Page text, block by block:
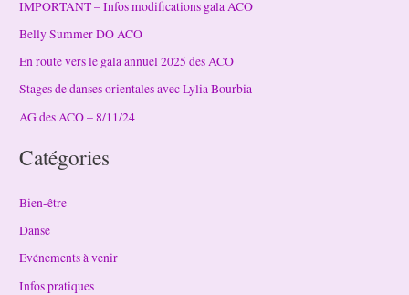
IMPORTANT – Infos modifications gala ACO
Belly Summer DO ACO
En route vers le gala annuel 2025 des ACO
Stages de danses orientales avec Lylia Bourbia
AG des ACO – 8/11/24
Catégories
Bien-être
Danse
Evénements à venir
Infos pratiques